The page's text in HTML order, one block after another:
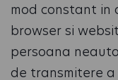
mod constant in
browser si
persoana
de transmitere